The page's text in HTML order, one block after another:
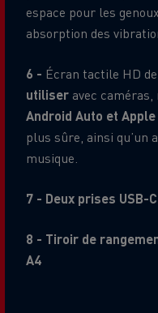
espace pour les
absorption des
6 - Écran tactile HD
utiliser avec
Android Auto et
plus sûre, ainsi qu’un
musique.
7 - Deux prises USB-C
8 - Tiroir de
A4